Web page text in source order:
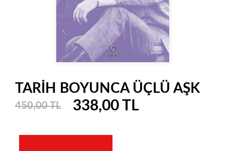
TARİH BOYUNCA ÜÇLÜ AŞK
450,00 TL 338,00 TL